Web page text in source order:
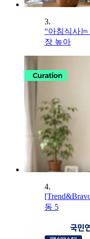
3.
“아침식사
장 높아
4.
동 5